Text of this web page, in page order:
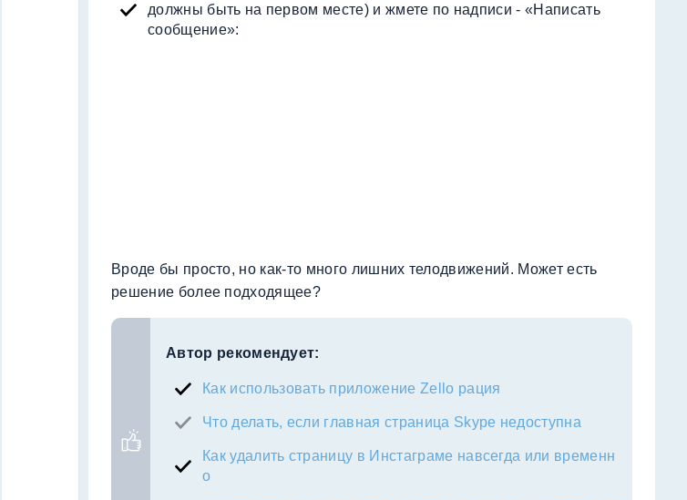
должны быть на первом месте) и жмете по надписи - «Написать
сообщение»:
Вроде бы просто, но как-то много лишних телодвижений. Может есть
решение более подходящее?
Автор рекомендует:
Как использовать приложение Zello рация
Что делать, если главная страница Skype недоступна
Как удалить страницу в Инстаграме навсегда или временн
о